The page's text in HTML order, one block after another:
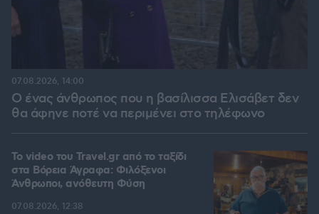
Ο ένας άνθρωπος που η βασίλισσα Ελισάβετ δεν
θα άφηνε ποτέ να περιμένει στο τηλέφωνο
07.08.2026, 14:00
To video του Travel.gr από το ταξίδι
στα Βόρεια Άγραφα: Φιλόξενοι
Άνθρωποι, ανόθευτη Φύση
07.08.2026, 12:38